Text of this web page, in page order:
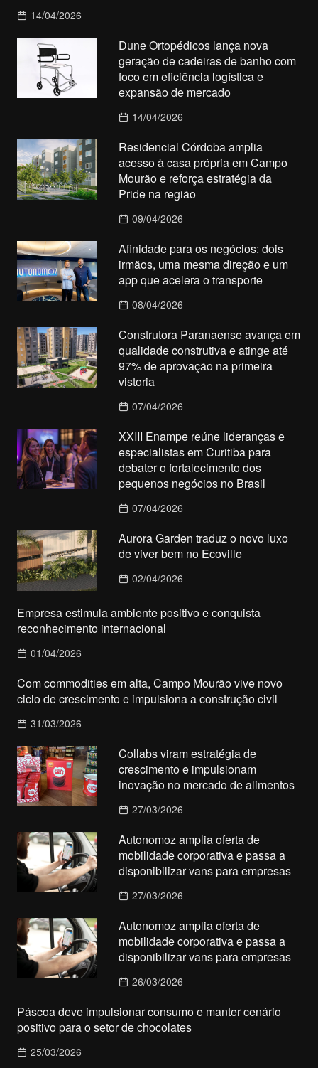
14/04/2026
Dune Ortopédicos lança nova
geração de cadeiras de banho com
foco em eficiência logística e
expansão de mercado
14/04/2026
Residencial Córdoba amplia
acesso à casa própria em Campo
Mourão e reforça estratégia da
Pride na região
09/04/2026
Afinidade para os negócios: dois
irmãos, uma mesma direção e um
app que acelera o transporte
08/04/2026
Construtora Paranaense avança em
qualidade construtiva e atinge até
97% de aprovação na primeira
vistoria
07/04/2026
XXIII Enampe reúne lideranças e
especialistas em Curitiba para
debater o fortalecimento dos
pequenos negócios no Brasil
07/04/2026
Aurora Garden traduz o novo luxo
de viver bem no Ecoville
02/04/2026
Empresa estimula ambiente positivo e conquista
reconhecimento internacional
01/04/2026
Com commodities em alta, Campo Mourão vive novo
ciclo de crescimento e impulsiona a construção civil
31/03/2026
Collabs viram estratégia de
crescimento e impulsionam
inovação no mercado de alimentos
27/03/2026
Autonomoz amplia oferta de
mobilidade corporativa e passa a
disponibilizar vans para empresas
27/03/2026
Autonomoz amplia oferta de
mobilidade corporativa e passa a
disponibilizar vans para empresas
26/03/2026
Páscoa deve impulsionar consumo e manter cenário
positivo para o setor de chocolates
25/03/2026